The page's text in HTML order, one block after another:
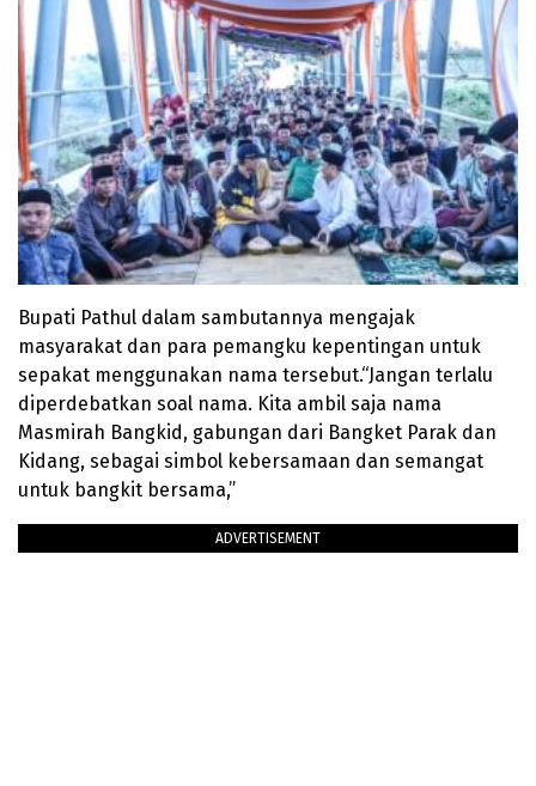
Bupati Pathul dalam sambutannya mengajak
masyarakat dan para pemangku kepentingan untuk
sepakat menggunakan nama tersebut.“Jangan terlalu
diperdebatkan soal nama. Kita ambil saja nama
Masmirah Bangkid, gabungan dari Bangket Parak dan
Kidang, sebagai simbol kebersamaan dan semangat
untuk bangkit bersama,”
ADVERTISEMENT